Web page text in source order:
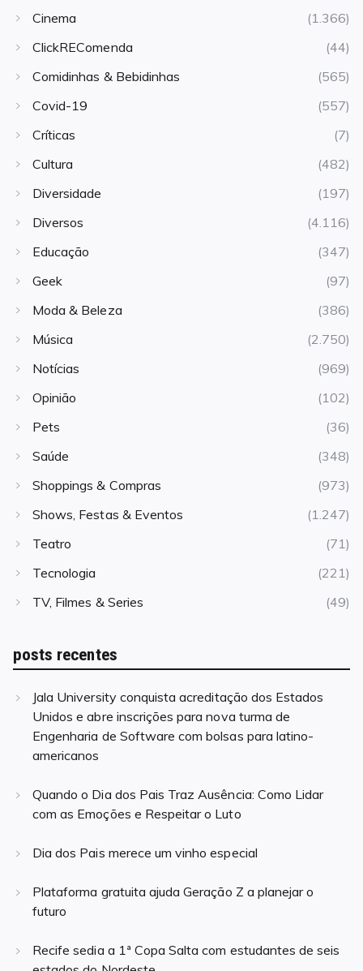
Cinema
(1.366)
ClickREComenda
(44)
Comidinhas & Bebidinhas
(565)
Covid-19
(557)
Críticas
(7)
Cultura
(482)
Diversidade
(197)
Diversos
(4.116)
Educação
(347)
Geek
(97)
Moda & Beleza
(386)
Música
(2.750)
Notícias
(969)
Opinião
(102)
Pets
(36)
Saúde
(348)
Shoppings & Compras
(973)
Shows, Festas & Eventos
(1.247)
Teatro
(71)
Tecnologia
(221)
TV, Filmes & Series
(49)
posts recentes
Jala University conquista acreditação dos Estados
Unidos e abre inscrições para nova turma de
Engenharia de Software com bolsas para latino-
americanos
Quando o Dia dos Pais Traz Ausência: Como Lidar
com as Emoções e Respeitar o Luto
Dia dos Pais merece um vinho especial
Plataforma gratuita ajuda Geração Z a planejar o
futuro
Recife sedia a 1ª Copa Salta com estudantes de seis